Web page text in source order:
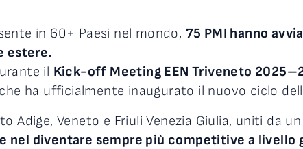
in 60+ Paesi nel mondo, 75 PMI hanno
estere.
il Kick-off Meeting EEN Triveneto
ha ufficialmente inaugurato il nuovo ciclo
Adige, Veneto e Friuli Venezia Giulia, uniti da
nel diventare sempre più competitive a livello